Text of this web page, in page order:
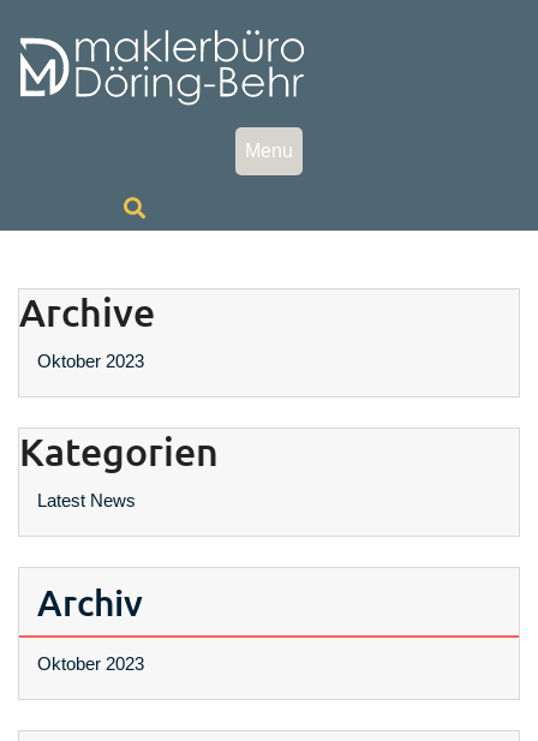
content
Menu
Archive
Oktober 2023
Kategorien
Latest News
Archiv
Oktober 2023